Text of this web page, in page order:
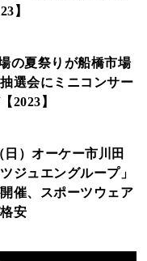
】
の夏祭りが船橋市場
選会にミニコンサー
2023】
日）オーケー市川田
ジュエングループ」
催、スポーツウェア
安